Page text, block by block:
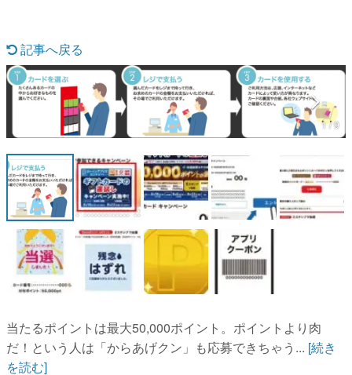
特集記事
マンガ
女性向け
アプリレビュー
その他
電ファミニコゲーマーとは？
運営：株式会社マレ
記事へ戻る
1 / 9
当たるポイントは最大50,000ポイント。ポイントより肉
だ！という人は「からあげクン」も応募できちゃう... [続き
を読む]